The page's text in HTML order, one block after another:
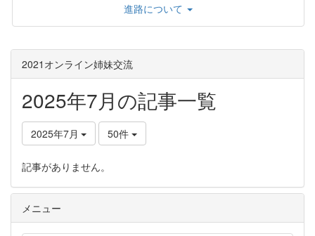
進路について
2021オンライン姉妹交流
2025年7月の記事一覧
2025年7月 50件
記事がありません。
メニュー